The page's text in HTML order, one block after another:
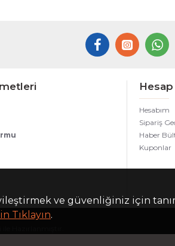
Hesabım
Sipariş
Haber
Kuponlar
Hazırlanmıştır.
ve güvenliğiniz için
Tıklayın.